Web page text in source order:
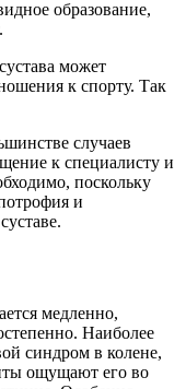
образование,
может
к спорту. Так
случаев
к специалисту и
поскольку
и
медленно,
Наиболее
синдром в колене,
ощущают его во